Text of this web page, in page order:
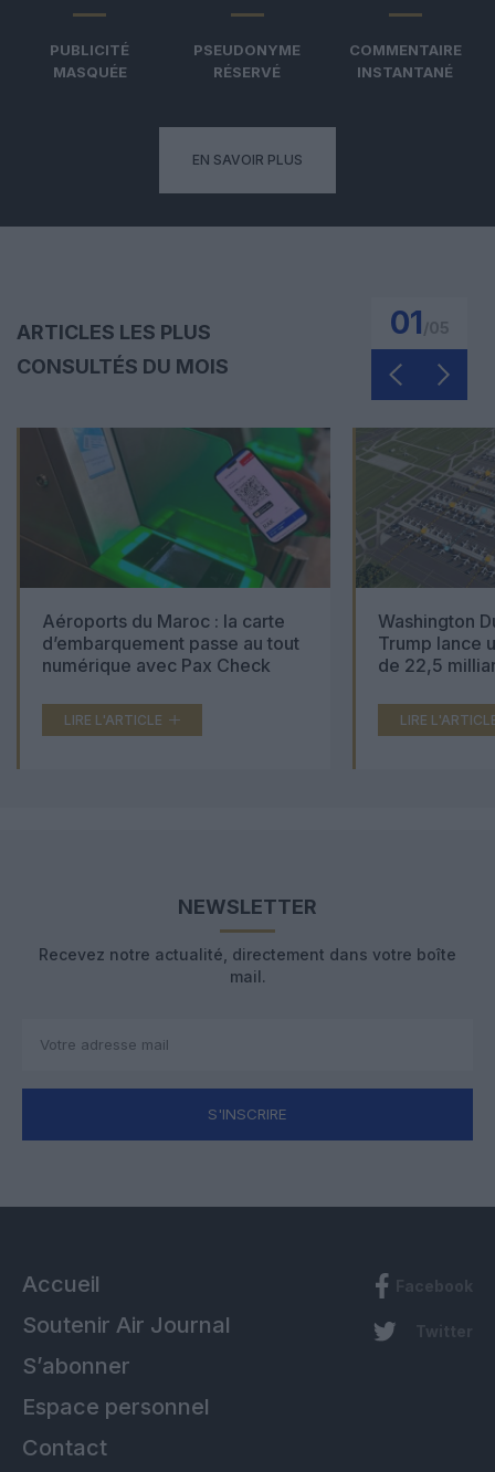
PUBLICITÉ
MASQUÉE
PSEUDONYME
RÉSERVÉ
COMMENTAIRE
INSTANTANÉ
EN SAVOIR PLUS
ARTICLES LES PLUS
CONSULTÉS DU MOIS
01
Aéroports du Maroc : la carte
d’embarquement passe au tout
numérique avec Pax Check
LIRE L'ARTICLE
Washington
Trump lance
de 22,5
LIRE
NEWSLETTER
Recevez notre actualité, directement dans votre boîte
mail.
S'INSCRIRE
Accueil
Soutenir Air Journal
S’abonner
Espace personnel
Contact